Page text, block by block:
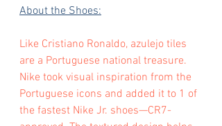
About the Shoes:
Like Cristiano Ronaldo, azulejo tiles
are a Portuguese national treasure.
Nike took visual inspiration from the
Portuguese icons and added it to 1 of
the fastest Nike Jr. shoes—CR7-